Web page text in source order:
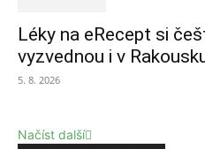
Léky na eRecept si
vyzvednou i v
5. 8. 2026
Načíst další